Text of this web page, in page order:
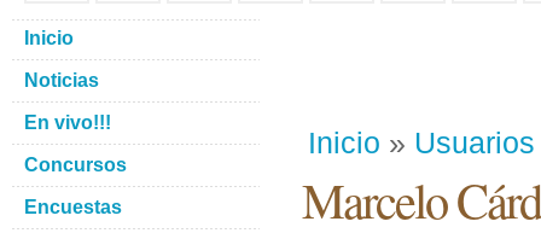
Inicio » Usuarios
Marcelo
Inicio
Noticias
En vivo!!!
Concursos
Encuestas